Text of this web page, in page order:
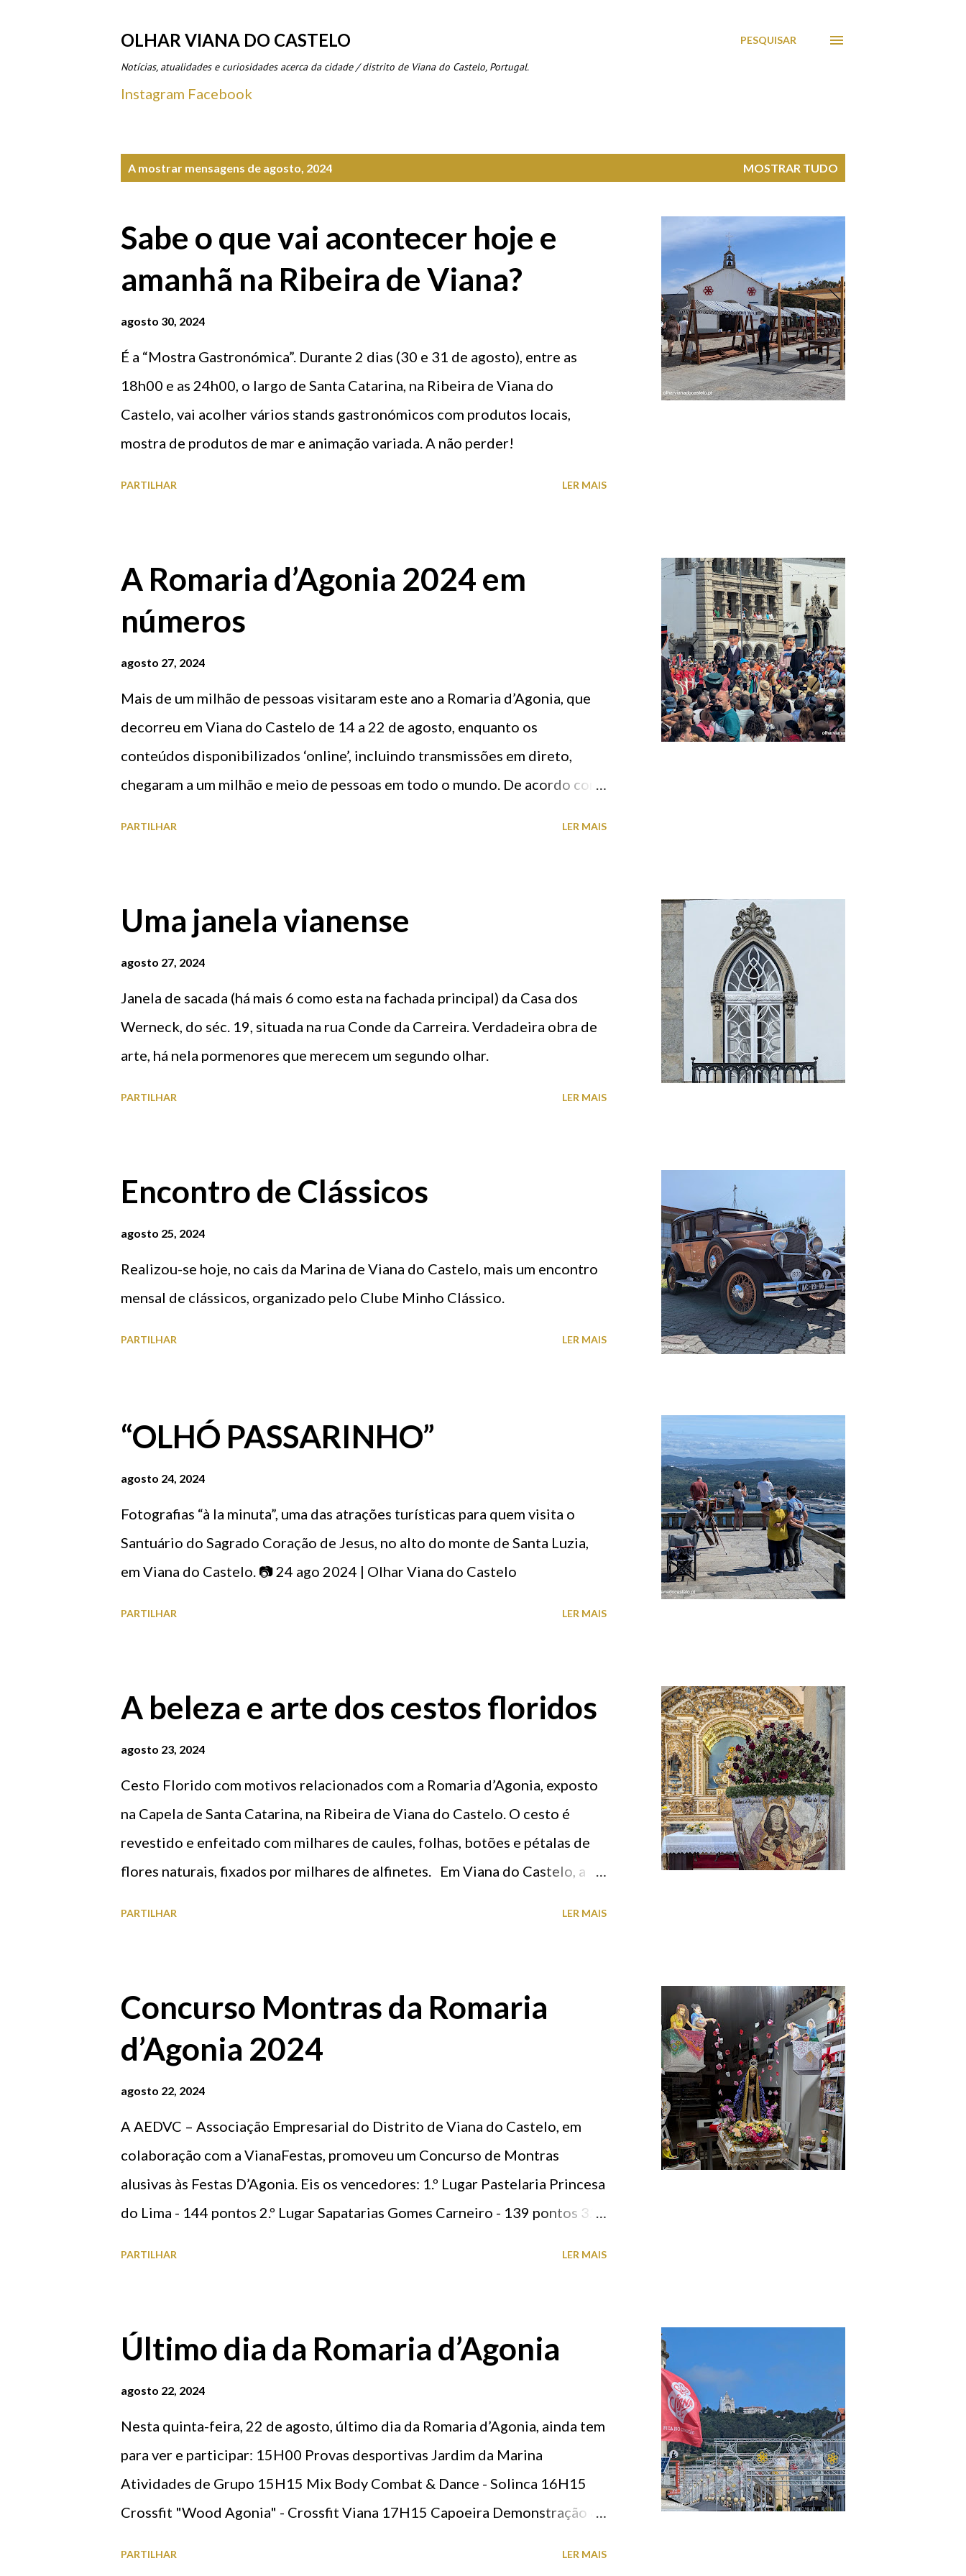
OLHAR VIANA DO CASTELO
Notícias, atualidades e curiosidades acerca da cidade / distrito de Viana do Castelo, Portugal.
PESQUISAR
Instagram Facebook
A mostrar mensagens de agosto, 2024 MOSTRAR TUDO
Sabe o que vai acontecer hoje e
amanhã na Ribeira de Viana?
agosto 30, 2024
É a “Mostra Gastronómica”. Durante 2 dias (30 e 31 de agosto), entre as
18h00 e as 24h00, o largo de Santa Catarina, na Ribeira de Viana do
Castelo, vai acolher vários stands gastronómicos com produtos locais,
mostra de produtos de mar e animação variada. A não perder!
PARTILHAR LER MAIS
A Romaria d’Agonia 2024 em
números
agosto 27, 2024
Mais de um milhão de pessoas visitaram este ano a Romaria d’Agonia, que
decorreu em Viana do Castelo de 14 a 22 de agosto, enquanto os
conteúdos disponibilizados ‘online’, incluindo transmissões em direto,
chegaram a um milhão e meio de pessoas em todo o mundo. De acordo com
registou-se no domingo, 18 de agosto, em que se realizou a Procissão
Solene de Nossa Senhora d’Agonia, o desfile “Vamos para a Romaria” e a
utilizador...
PARTILHAR LER MAIS
Uma janela vianense
agosto 27, 2024
Janela de sacada (há mais 6 como esta na fachada principal) da Casa dos
Werneck, do séc. 19, situada na rua Conde da Carreira. Verdadeira obra de
arte, há nela pormenores que merecem um segundo olhar.
PARTILHAR LER MAIS
Encontro de Clássicos
agosto 25, 2024
Realizou-se hoje, no cais da Marina de Viana do Castelo, mais um encontro
mensal de clássicos, organizado pelo Clube Minho Clássico.
PARTILHAR LER MAIS
“OLHÓ PASSARINHO”
agosto 24, 2024
Fotografias “à la minuta”, uma das atrações turísticas para quem visita o
Santuário do Sagrado Coração de Jesus, no alto do monte de Santa Luzia,
em Viana do Castelo. 📷 24 ago 2024 | Olhar Viana do Castelo
PARTILHAR LER MAIS
A beleza e arte dos cestos floridos
agosto 23, 2024
Cesto Florido com motivos relacionados com a Romaria d’Agonia, exposto
na Capela de Santa Catarina, na Ribeira de Viana do Castelo. O cesto é
revestido e enfeitado com milhares de caules, folhas, botões e pétalas de
flores naturais, fixados por milhares de alfinetes. Em Viana do Castelo, a
PARTILHAR LER MAIS
Concurso Montras da Romaria
d’Agonia 2024
agosto 22, 2024
A AEDVC – Associação Empresarial do Distrito de Viana do Castelo, em
colaboração com a VianaFestas, promoveu um Concurso de Montras
alusivas às Festas D’Agonia. Eis os vencedores: 1.º Lugar Pastelaria Princesa
do Lima - 144 pontos 2.º Lugar Sapatarias Gomes Carneiro - 139 pontos 3.º
PARTILHAR LER MAIS
Último dia da Romaria d’Agonia
agosto 22, 2024
Nesta quinta-feira, 22 de agosto, último dia da Romaria d’Agonia, ainda tem
para ver e participar: 15H00 Provas desportivas Jardim da Marina
Atividades de Grupo 15H15 Mix Body Combat & Dance - Solinca 16H15
Crossfit "Wood Agonia" - Crossfit Viana 17H15 Capoeira Demonstração &
PARTILHAR LER MAIS